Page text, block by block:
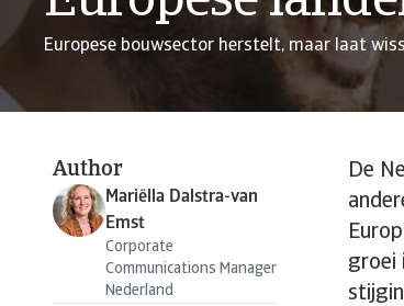
Europese bouwsector herstelt, maar laat
Author
Mariëlla Dalstra-van
Emst
Corporate
Communications Manager
Nederland
De
groei